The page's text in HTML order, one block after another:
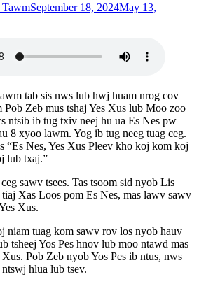
September 18, 2024May 13,
tab sis nws lub hwj huam nrog cov
Zeb mus tshaj Yes Xus lub Moo zoo
ntsib ib tug txiv neej hu ua Es Nes pw
8 xyoo lawm. Yog ib tug neeg tuag ceg.
“Es Nes, Yes Xus Pleev kho koj kom koj
lub txaj.”
sawv tsees. Tas tsoom sid nyob Lis
Xas Loos pom Es Nes, mas lawv sawv
Xus.
niam tuag kom sawv rov los nyob hauv
tsheej Yos Pes hnov lub moo ntawd mas
Pob Zeb nyob Yos Pes ib ntus, nws
hlua lub tsev.